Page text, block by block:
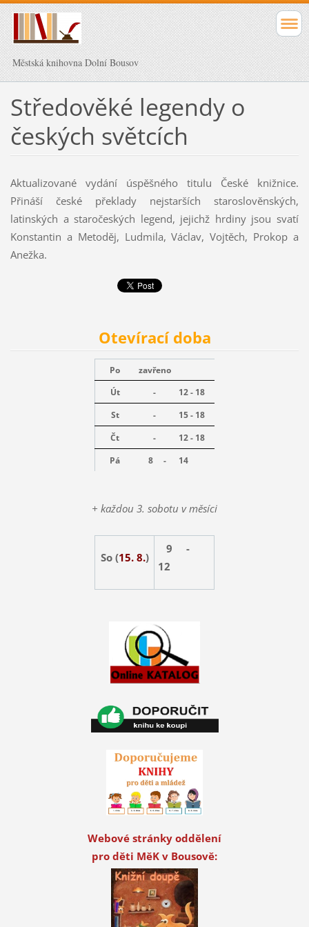
Městská knihovna Dolní Bousov
Středověké legendy o
českých světcích
Aktualizované vydání úspěšného titulu České knižnice.
Přináší české překlady nejstarších staroslověnských,
latinských a staročeských legend, jejichž hrdiny jsou svatí
Konstantin a Metoděj, Ludmila, Václav, Vojtěch, Prokop a
Anežka.
Otevírací doba
Po
zavřeno
Út
-
12 - 18
St
-
15 - 18
Čt
-
12 - 18
Pá
8 - 14
+ každou 3. sobotu v měsíci
So (15. 8.)
9 -
12
Webové stránky oddělení
pro děti MěK v Bousově: